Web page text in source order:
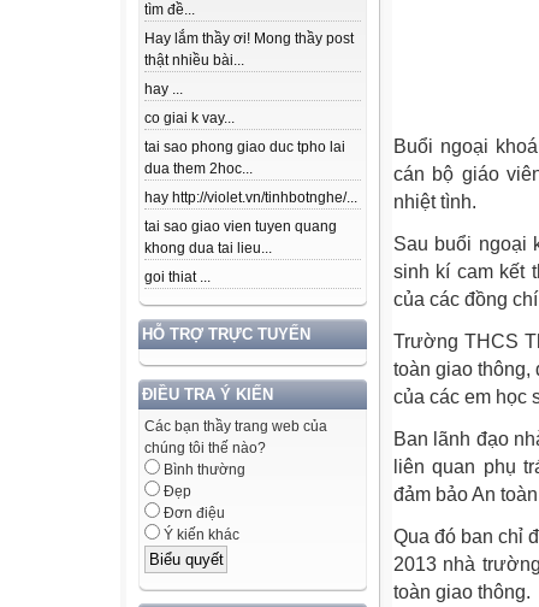
tìm đề...
Hay lắm thầy ơi! Mong thầy post
thật nhiều bài...
hay ...
co giai k vay...
tai sao phong giao duc tpho lai
dua them 2hoc...
hay http://violet.vn/tinhbotnghe/...
tai sao giao vien tuyen quang
khong dua tai lieu...
goi thiat ...
HỖ TRỢ TRỰC TUYẾN
ĐIỀU TRA Ý KIẾN
Các bạn thầy trang web của
chúng tôi thế nào?
Bình thường
Đẹp
Đơn điệu
Ý kiến khác
Buổi ngoại
cán bộ giáo
nhiệt tình.
Sau buổi ngoại
sinh kí cam kết
của các đồng
Trường THCS
toàn giao thông,
của các em học
Ban lãnh đạo
liên quan phụ
đảm bảo An
Qua đó ban chỉ
2013 nhà
toàn giao thông.